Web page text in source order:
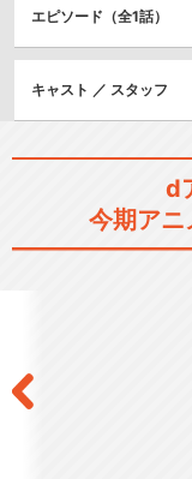
エピソード（全1話）
キャスト ／ スタッフ
d
今期アニ